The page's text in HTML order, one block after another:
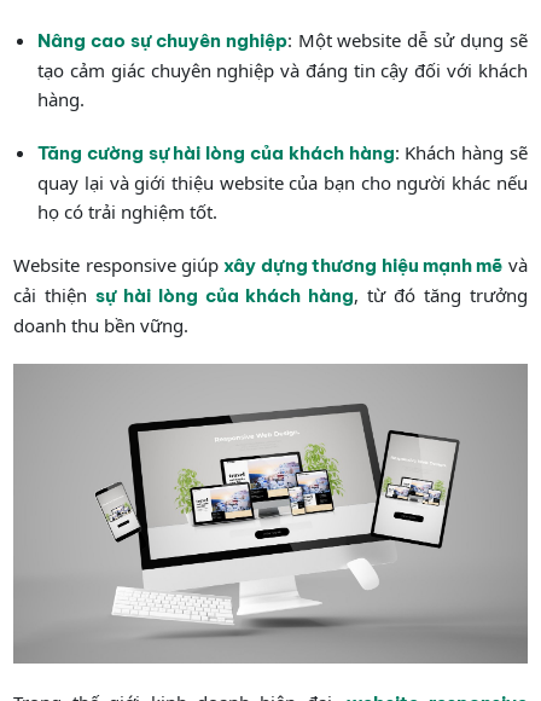
Nâng cao sự chuyên nghiệp: Một website dễ sử dụng sẽ
tạo cảm giác chuyên nghiệp và đáng tin cậy đối với khách
hàng.
Tăng cường sự hài lòng của khách hàng: Khách hàng sẽ
quay lại và giới thiệu website của bạn cho người khác nếu
họ có trải nghiệm tốt.
Website responsive giúpxây dựng thương hiệu mạnh mẽ và
cải thiện sự hài lòng của khách hàng, từ đó tăng trưởng
doanh thu bền vững.